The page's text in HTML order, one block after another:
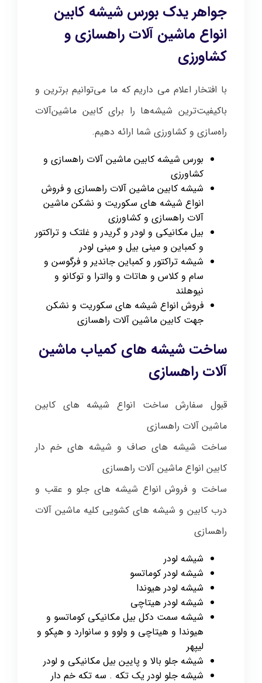
جواهر یدک بورس شیشه کابین
انواع ماشین آلات راهسازی و
کشاورزی
با افتخار اعلام می داریم که ما می‌توانیم برترین و
باکیفیت‌ترین شیشه‌ها را برای کابین ماشین‌آلات
راه‌سازی و کشاورزی شما ارائه دهیم.
بورس شیشه کابین ماشین آلات راهسازی و
کشاورزی
شیشه کابین ماشین آلات راهسازی و فروش
انواع شیشه های سکوریت و نشکن ماشین
آلات راهسازی و کشاورزی
بیل مکانیکی و لودر و گریدر و غلتک و تراکتور
و کمباین و مینی بیل و مینی لودر
شیشه تراکتور و کمباین جاندیر و فرگوسن و
سام و کلاس و هاتات و والترا و توکانو و
نیوهلند
فروش انواع شیشه های سکوریت و نشکن
جهت کابین ماشین آلات راهسازی
ساخت شیشه های کمیاب ماشین
آلات راهسازی
قبول سفارش ساخت انواع شیشه های کابین
ماشین آلات راهسازی
ساخت شیشه های صاف و شیشه های خم دار
کابین انواع ماشین آلات راهسازی
ساخت و فروش انواع شیشه های جلو و عقب و
درب کابین و شیشه های کشویی کلیه ماشین آلات
راهسازی
شیشه لودر
شیشه لودر کوماتسو
شیشه لودر هیوندا
شیشه لودر هیتاچی
شیشه سمت دکل بیل مکانیکی کوماتسو و
هیوندا و هیتاچی و ولوو و سانوارد و هپکو و
لیپهر
شیشه جلو بالا و پایین بیل مکانیکی و لودر
شیشه جلو لودر یک تکه . سه تکه خم دار